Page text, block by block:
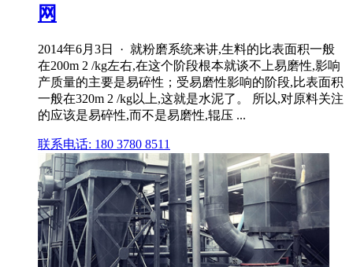
网
2014年6月3日 · 就粉磨系统来讲,生料的比表面积一般
在200m 2 /kg左右,在这个阶段根本就谈不上易磨性,影响
产质量的主要是易碎性；受易磨性影响的阶段,比表面积
一般在320m 2 /kg以上,这就是水泥了。 所以,对原料关注
的应该是易碎性,而不是易磨性,辊压 ...
联系电话: 180 3780 8511